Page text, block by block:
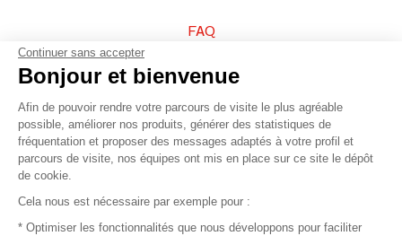
FAQ
Vendez vos produits
Plan du site
© 2016 –Organisation SAFI
Continuer sans accepter
Bonjour et bienvenue
Afin de pouvoir rendre votre parcours de visite le plus agréable
possible, améliorer nos produits, générer des statistiques de
fréquentation et proposer des messages adaptés à votre profil et
parcours de visite, nos équipes ont mis en place sur ce site le dépôt
de cookie.
Cela nous est nécessaire par exemple pour :
* Optimiser les fonctionnalités que nous développons pour faciliter